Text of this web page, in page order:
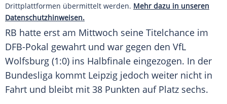
Drittplattformen übermittelt werden. Mehr dazu in unseren
Datenschutzhinweisen.
RB hatte erst am Mittwoch seine Titelchance im
DFB-Pokal gewahrt und war gegen den VfL
Wolfsburg (1:0) ins Halbfinale eingezogen. In der
Bundesliga kommt Leipzig jedoch weiter nicht in
Fahrt und bleibt mit 38 Punkten auf Platz sechs.